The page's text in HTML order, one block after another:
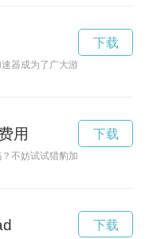
器成为了广大游戏玩家畅游网
下载
用
不妨试试猎豹加速器免费试用
下载
下载